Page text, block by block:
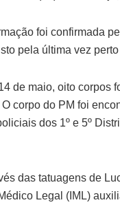
foi confirmada
pela última vez
de maio, oito corpos
corpo do PM foi
dos 1º e 5º
das tatuagens de
Legal (IML)